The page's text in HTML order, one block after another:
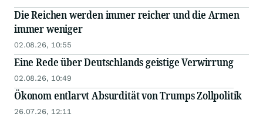
Die Reichen werden immer reicher und die Armen
immer weniger
02.08.26, 10:55
Eine Rede über Deutschlands geistige Verwirrung
02.08.26, 10:49
Ökonom entlarvt Absurdität von Trumps Zollpolitik
26.07.26, 12:11